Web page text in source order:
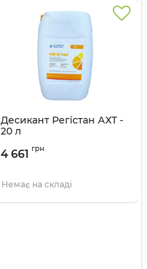
Десикант Регістан АХТ -
20 л
4 661 грн
Немає на складі